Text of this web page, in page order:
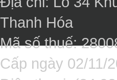
Thanh Hóa
Mã số thuế:
Cấp ngày 02/11/